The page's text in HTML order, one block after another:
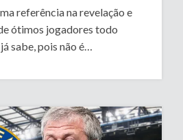
referência na revelação e
ótimos jogadores todo
sabe, pois não é…